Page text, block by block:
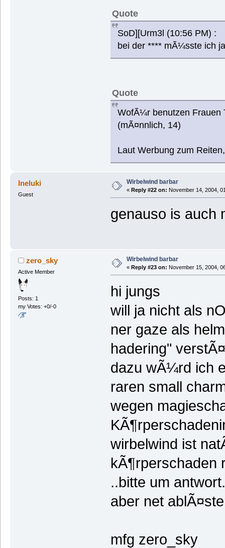
Quote
SoD][Urm3l (10:56 PM) :
bei der **** mÃ¼sste ich
Quote
WofÃ¼r benutzen Frauen
(mÃ¤nnlich, 14)
Laut Werbung zum
Ineluki
Guest
Wirbelwind barbar
« Reply #22 on: November 14, 2004,
genauso is auch
zero_sky
Active Member
Posts: 1
my Votes: +0/-0
Wirbelwind barbar
« Reply #23 on: November 15, 2004,
hi jungs
will ja nicht als
ner gaze als
hadering"
dazu wÃ¼rd ich
raren small
wegen
wirbelwind ist
kÃ¶rperschaden
..bitte um
aber net
mfg zero_sky